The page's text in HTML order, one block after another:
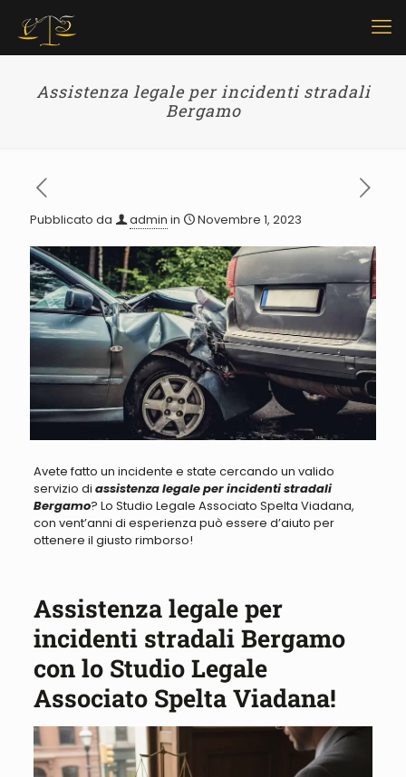
Assistenza legale per incidenti stradali
Bergamo
Pubblicato da admin in Novembre 1, 2023
Avete fatto un incidente e state cercando un valido
servizio di assistenza legale per incidenti stradali
Bergamo? Lo Studio Legale Associato Spelta Viadana,
con vent’anni di esperienza può essere d’aiuto per
ottenere il giusto rimborso!
Assistenza legale per
incidenti stradali Bergamo
con lo Studio Legale
Associato Spelta Viadana!